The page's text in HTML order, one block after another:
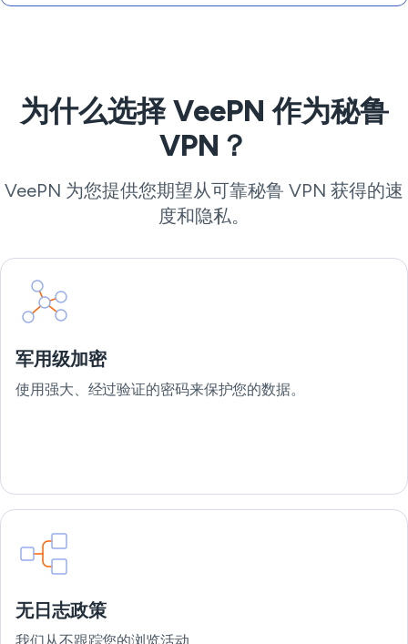
为什么选择 VeePN 作为秘鲁
VPN？
VeePN 为您提供您期望从可靠秘鲁 VPN 获得的速
度和隐私。
军用级加密
使用强大、经过验证的密码来保护您的数据。
无日志政策